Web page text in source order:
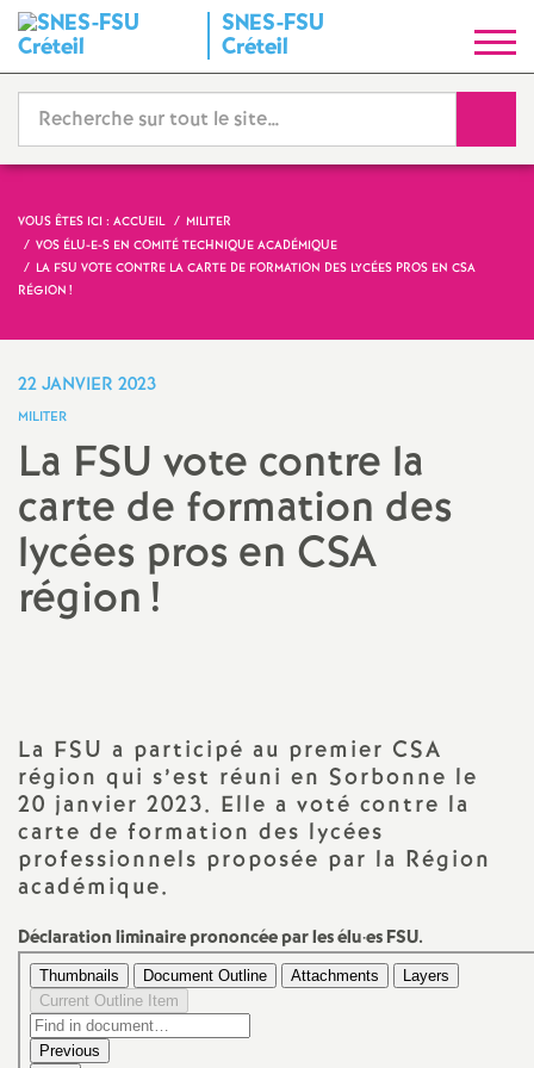
SNES-FSU
Créteil
y
n
i
c
t
N
o
n
l
VOUS ÊTES ICI : ACCUEIL
MILITER
VOS ÉLU-E-S EN COMITÉ TECHNIQUE ACADÉMIQUE
LA FSU VOTE CONTRE LA CARTE DE FORMATION DES LYCÉES PROS EN CSA
RÉGION !
22 JANVIER 2023
MILITER
La FSU vote contre la
carte de formation des
lycées pros en CSA
région!
La FSU a participé au premier CSA
région qui s’est réuni en Sorbonne le
20 janvier 2023. Elle a voté contre la
carte de formation des lycées
professionnels proposée par la Région
académique.
Déclaration liminaire prononcée par les élu·esFSU.